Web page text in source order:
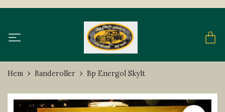
Hem Banderoller Bp Energol Skylt